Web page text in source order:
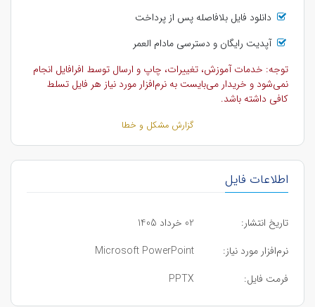
دانلود فایل بلافاصله پس از پرداخت
آپدیت رایگان و دسترسی مادام العمر
توجه: خدمات آموزش، تغییرات، چاپ و ارسال توسط افرافایل انجام
نمی‌شود و خریدار می‌بایست به نرم‌افزار مورد نیاز هر فایل تسلط
کافی داشته باشد.
گزارش مشکل و خطا
اطلاعات فایل
تاریخ انتشار:
02 خرداد 1405
نرم‌افزار مورد نیاز:
Microsoft PowerPoint
فرمت فایل:
PPTX